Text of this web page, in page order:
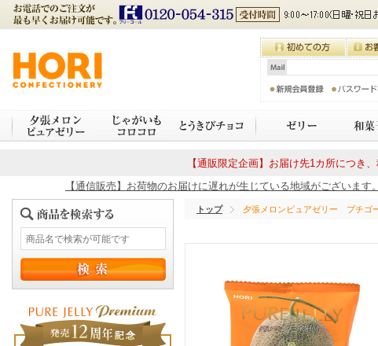
【通販限定企画】お届け先1カ所につき
【通信販売】お荷物のお届けに遅れが生じている地域がございま
トップ 夕張メロンピュアゼリー プチゴ